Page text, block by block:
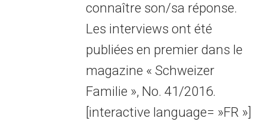
connaître son/sa réponse.
Les interviews ont été
publiées en premier dans le
magazine « Schweizer
Familie », No. 41/2016.
[interactive language= »FR »]